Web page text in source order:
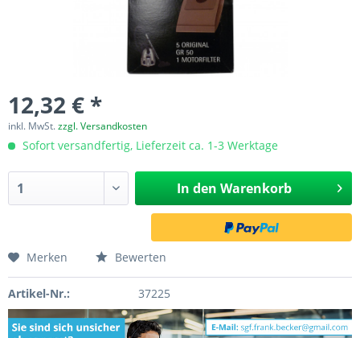
12,32 € *
inkl. MwSt.zzgl. Versandkosten
Sofort versandfertig, Lieferzeit ca. 1-3 Werktage
In den Warenkorb
Merken Bewerten
Artikel-Nr.: 37225